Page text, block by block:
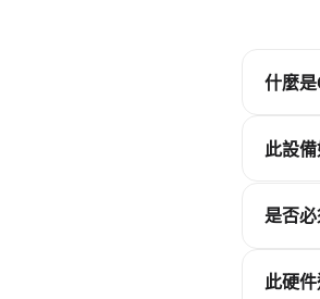
什麼
此設
持同
是否
連接
此硬